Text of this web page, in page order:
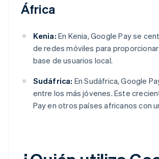
África
Kenia: En Kenia, Google Pay se
de redes móviles para
base de usuarios local.
Sudáfrica: En Sudáfrica, Google
entre los más jóvenes. Este
Pay en otros países africanos con